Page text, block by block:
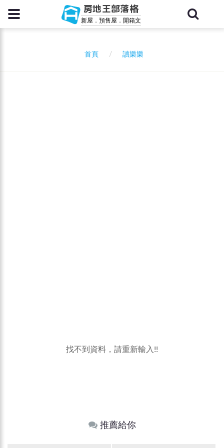
房地王部落格
新屋．預售屋．開箱文
首頁 讀樂樂
找不到資料，請重新輸入!!
推薦給你